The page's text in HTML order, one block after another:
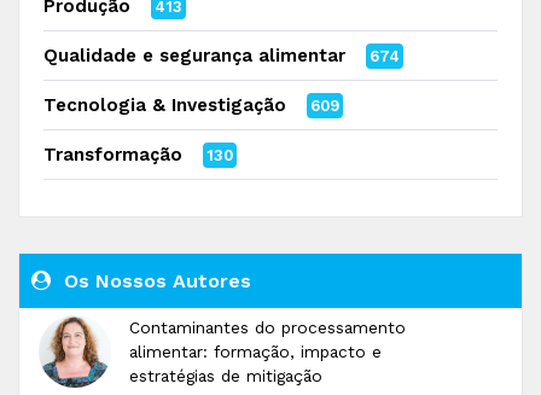
Produção 413
Qualidade e segurança alimentar 674
Tecnologia & Investigação 609
Transformação 130
Os Nossos Autores
Contaminantes do processamento
alimentar: formação, impacto e
estratégias de mitigação